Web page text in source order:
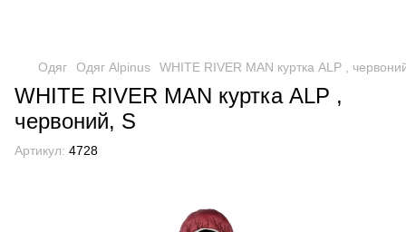
Одяг Одяг Alpinus WHITE RIVER MAN куртка ALP ,
WHITE RIVER MAN куртка ALP ,
червоний, S
Артикул: 4728